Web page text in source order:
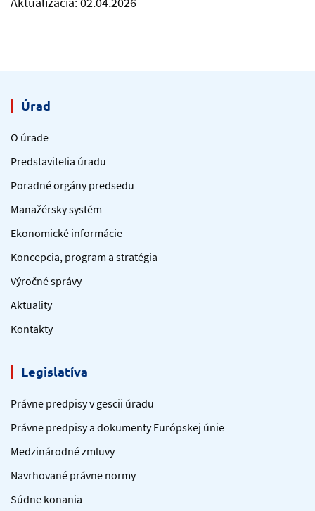
Úrad
O úrade
Predstavitelia úradu
Poradné orgány predsedu
Manažérsky systém
Ekonomické informácie
Koncepcia, program a stratégia
Výročné správy
Aktuality
Kontakty
Legislatíva
Právne predpisy v gescii úradu
Právne predpisy a dokumenty Európskej únie
Medzinárodné zmluvy
Navrhované právne normy
Súdne konania